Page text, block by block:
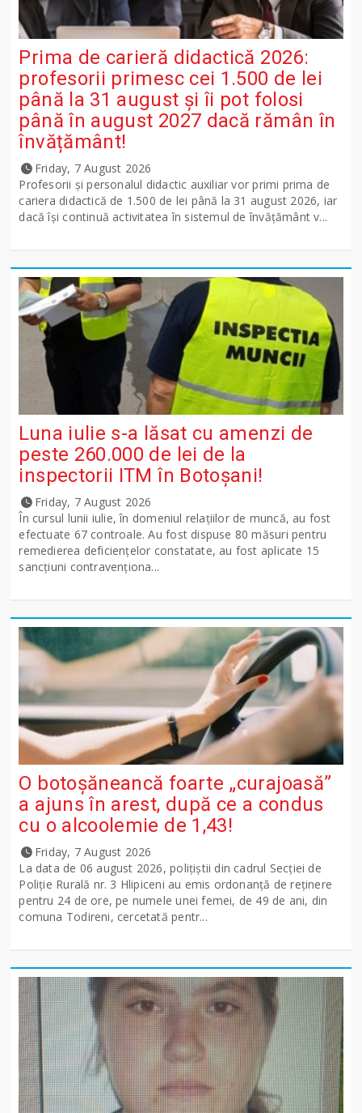
Prima de carieră didactică 2026:
profesorii primesc cei 1.500 de lei
până la 31 august și îi pot folosi
până în august 2027 dacă rămân în
învățământ!
Friday, 7 August 2026
Profesorii și personalul didactic auxiliar vor primi prima de
cariera didactică de 1.500 de lei până la 31 august 2026, iar
dacă își continuă activitatea în sistemul de învățământ v...
Luna iulie s-a lăsat cu amenzi de
peste 260.000 de lei de la
inspectorii ITM în Botoșani!
Friday, 7 August 2026
În cursul lunii iulie, în domeniul relațiilor de muncă, au fost
efectuate 67 controale. Au fost dispuse 80 măsuri pentru
remedierea deficiențelor constatate, au fost aplicate 15
sancţiuni contravenționa...
O botoșăneancă foarte „curajoasă”
a ajuns în arest, după ce a condus
cu o alcoolemie de 1,43!
Friday, 7 August 2026
La data de 06 august 2026, polițiștii din cadrul Secției de
Poliție Rurală nr. 3 Hlipiceni au emis ordonanță de reținere
pentru 24 de ore, pe numele unei femei, de 49 de ani, din
comuna Todireni, cercetată pentr...